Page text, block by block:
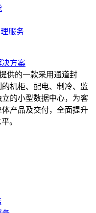
服务
决方案
供的一款采用通道封
机柜、配电、制冷、监
的小型数据中心，为客
产品及交付，全面提升
。